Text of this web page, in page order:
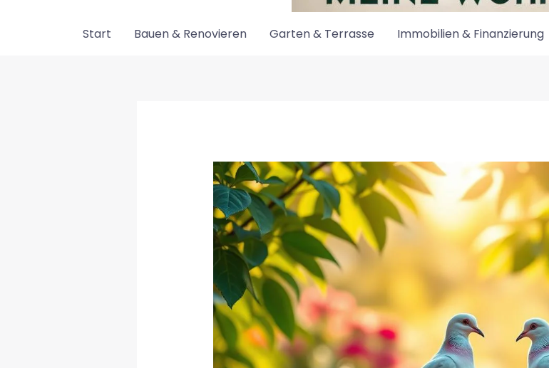
Start Bauen & Renovieren Garten & Terrasse Immobilien & Finanzierung